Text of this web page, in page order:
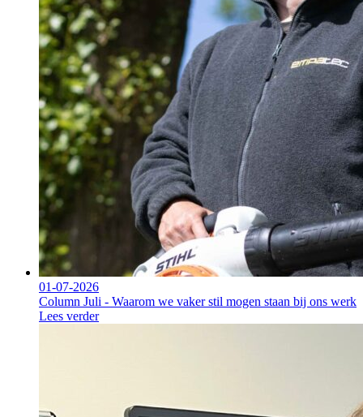
01-07-2026
Column Juli - Waarom we vaker stil mogen staan bij ons werk
Lees verder